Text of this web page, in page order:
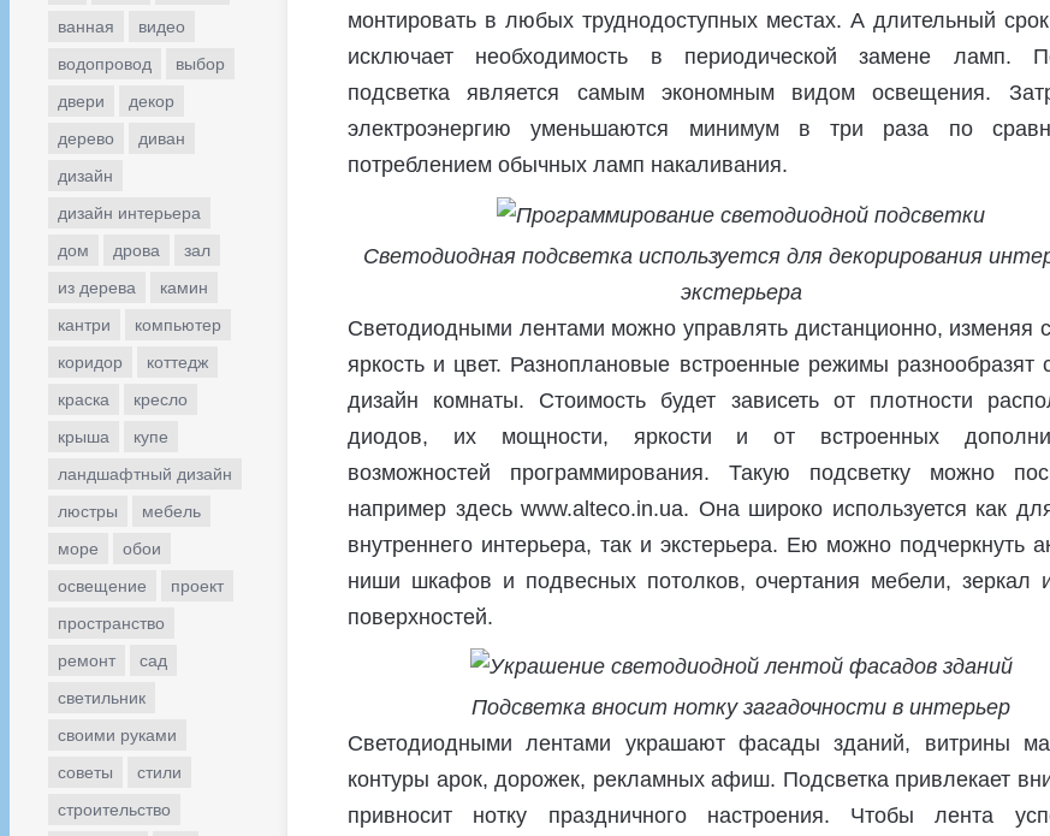
ванная
видео
водопровод
выбор
двери
декор
дерево
диван
дизайн
дизайн интерьера
дом
дрова
зал
из дерева
камин
кантри
компьютер
коридор
коттедж
краска
кресло
крыша
купе
ландшафтный дизайн
люстры
мебель
море
обои
освещение
проект
пространство
ремонт
сад
светильник
своими руками
советы
стили
строительство
монтировать в любых труднодоступных местах. А длительный
исключает необходимость в периодической замене ламп.
подсветка является самым экономным видом освещения.
электроэнергию уменьшаются минимум в три раза по
потреблением обычных ламп накаливания.
Светодиодная подсветка используется для декорирования
экстерьера
Светодиодными лентами можно управлять дистанционно, изменяя
яркость и цвет. Разноплановые встроенные режимы разнообразят
дизайн комнаты. Стоимость будет зависеть от плотности
диодов, их мощности, яркости и от встроенных
возможностей программирования. Такую подсветку можно
например здесь www.alteco.in.ua. Она широко используется как
внутреннего интерьера, так и экстерьера. Ею можно подчеркнуть
ниши шкафов и подвесных потолков, очертания мебели, зеркал
поверхностей.
Подсветка вносит нотку загадочности в интерьер
Светодиодными лентами украшают фасады зданий, витрины
контуры арок, дорожек, рекламных афиш. Подсветка привлекает
привносит нотку праздничного настроения. Чтобы лента